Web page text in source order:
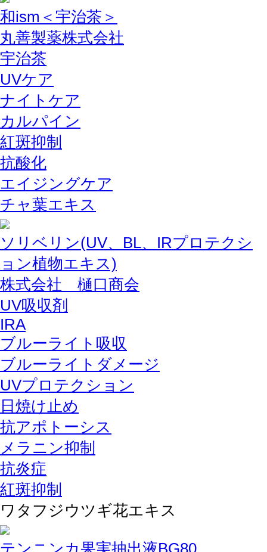
和ism＜宇治茶＞
丸善製薬株式会社
宇治茶
UVケア
ナイトケア
カルパイン
紅斑抑制
抗酸化
エイジングケア
チャ葉エキス
ソリベリン(UV、BL、IRプロテクシ
ョン植物エキス)
株式会社 樋口商会
UV吸収剤
IRA
ブルーライト吸収
ブルーライトダメージ
UVプロテクション
日焼け止め
抗アポトーシス
メラニン抑制
抗炎症
紅斑抑制
ワタフジウツギ花エキス
テンニンカ果実抽出液BG80